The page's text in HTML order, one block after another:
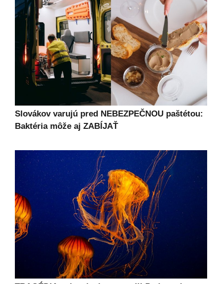
Slovákov varujú pred NEBEZPEČNOU paštétou:
Baktéria môže aj ZABÍJAŤ